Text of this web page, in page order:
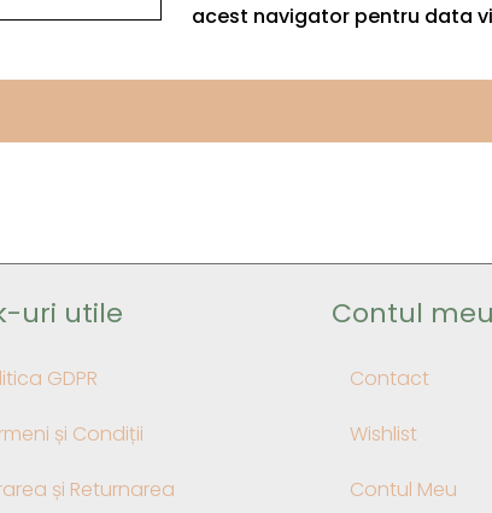
acest navigator pentru data
uri utile
GDPR
și Condiții
și Returnarea
Contul meu
Contact
Wishlist
Contul Meu